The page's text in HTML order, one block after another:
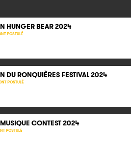
HUNGER BEAR 2024
POSTULÉ
DU RONQUIÈRES FESTIVAL 2024
POSTULÉ
CONTEST 2024
POSTULÉ